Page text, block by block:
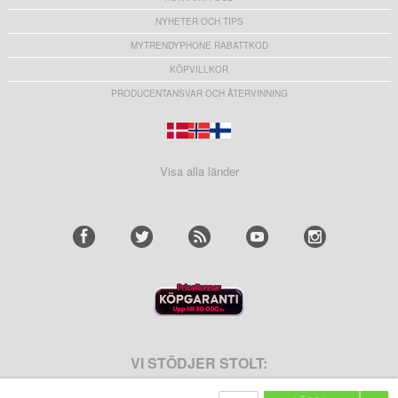
NYHETER OCH TIPS
MYTRENDYPHONE RABATTKOD
KÖPVILLKOR
PRODUCENTANSVAR OCH ÅTERVINNING
Visa alla länder
VI STÖDJER STOLT: